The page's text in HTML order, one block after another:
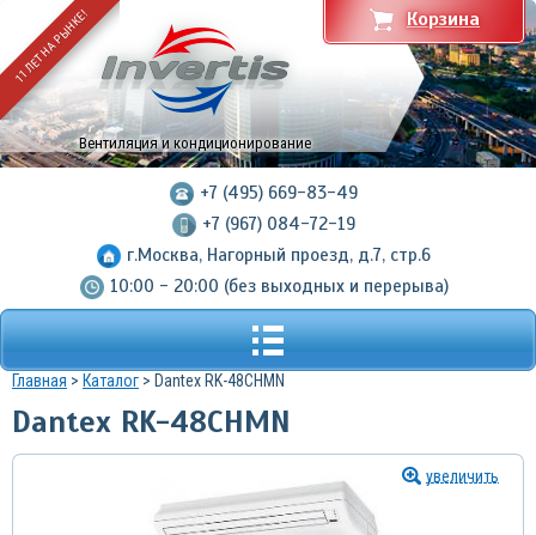
11 ЛЕТ НА РЫНКЕ!
Вентиляция и кондиционирование
+7 (495) 669-83-49
+7 (967) 084-72-19
г.Москва, Нагорный проезд, д.7, стр.6
10:00 - 20:00 (без выходных и перерыва)
Корзина
Главная > Каталог > Dantex RK-48CHMN
Dantex RK-48CHMN
увеличить